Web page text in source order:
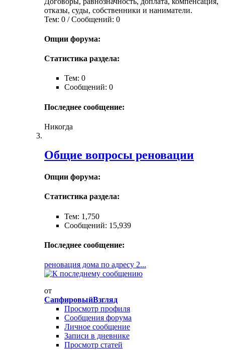
отказы, суды, собственники и наниматели.
Тем: 0 / Сообщений: 0
Опции форума:
Статистика раздела:
Тем: 0
Сообщений: 0
Последнее сообщение:
Никогда
Общие вопросы реновации
Опции форума:
Статистика раздела:
Тем: 1,750
Сообщений: 15,939
Последнее сообщение:
реновация дома по адресу 2...
от
СапфировыйВзгляд
Просмотр профиля
Сообщения форума
Личное сообщение
Записи в дневнике
Просмотр статей